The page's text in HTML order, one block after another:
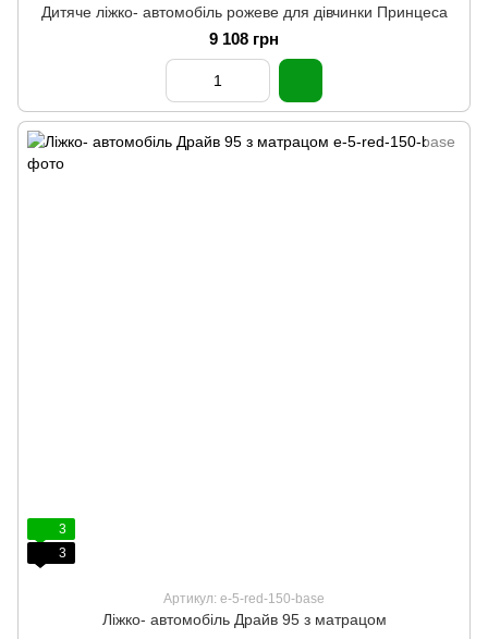
Дитяче ліжко- автомобіль рожеве для дівчинки Принцеса
9 108 грн
3
3
Артикул: e-5-red-150-base
Ліжко- автомобіль Драйв 95 з матрацом